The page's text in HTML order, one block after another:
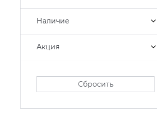
Наличие
Акция
Сбросить